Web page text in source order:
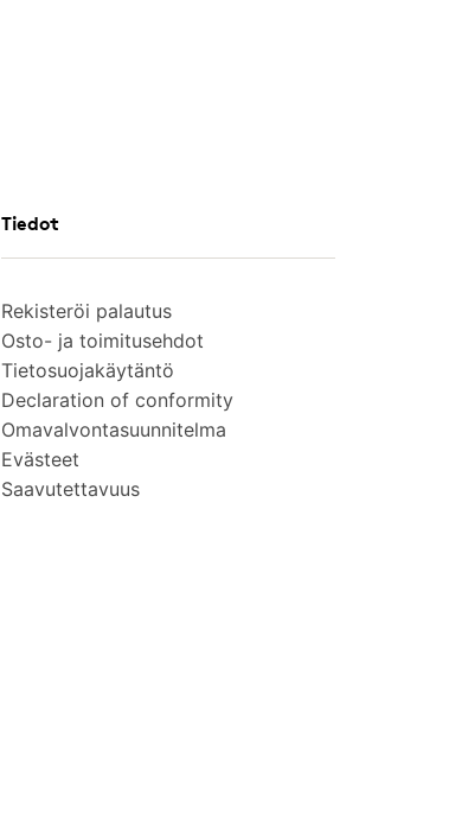
Tiedot
Rekisteröi palautus
Osto- ja toimitusehdot
Tietosuojakäytäntö
Declaration of conformity
Omavalvontasuunnitelma
Evästeet
Saavutettavuus